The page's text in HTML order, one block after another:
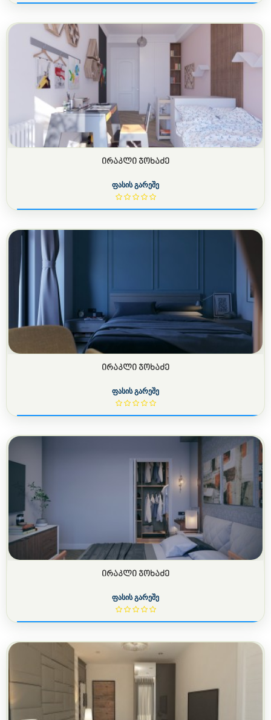
ᲘᲠᲐᲙᲚᲘ ᲯᲝᲮᲐᲫᲔ
ფასის გარეშე
ᲘᲠᲐᲙᲚᲘ ᲯᲝᲮᲐᲫᲔ
ფასის გარეშე
ᲘᲠᲐᲙᲚᲘ ᲯᲝᲮᲐᲫᲔ
ფასის გარეშე